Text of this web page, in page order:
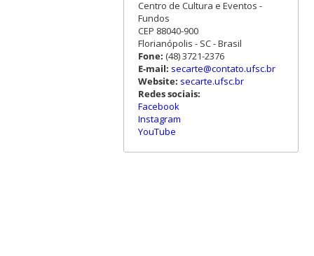
Centro de Cultura e Eventos -
Fundos
CEP 88040-900
Florianópolis - SC - Brasil
Fone: (48) 3721-2376
E-mail: secarte@contato.ufsc.br
Website: secarte.ufsc.br
Redes sociais:
Facebook
Instagram
YouTube